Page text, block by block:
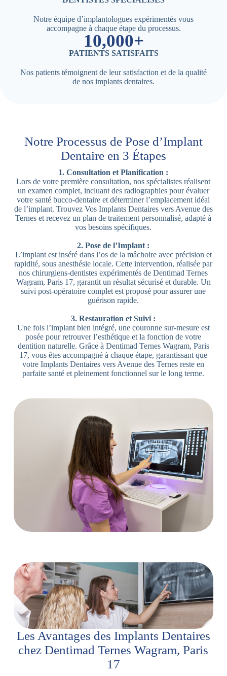
Notre équipe d’implantologues expérimentés vous
accompagne à chaque étape du processus.
10,000+
PATIENTS SATISFAITS
Nos patients témoignent de leur satisfaction et de la qualité
de nos implants dentaires.
Notre Processus de Pose d’Implant
Dentaire en 3 Étapes
1. Consultation et Planification :
Lors de votre première consultation, nos spécialistes réalisent
un examen complet, incluant des radiographies pour évaluer
votre santé bucco-dentaire et déterminer l’emplacement idéal
de l’implant. Trouvez Vos Implants Dentaires vers Avenue des
Ternes et recevez un plan de traitement personnalisé, adapté à
vos besoins spécifiques.
2. Pose de l’Implant :
L’implant est inséré dans l’os de la mâchoire avec précision et
rapidité, sous anesthésie locale. Cette intervention, réalisée par
nos chirurgiens-dentistes expérimentés de Dentimad Ternes
Wagram, Paris 17, garantit un résultat sécurisé et durable. Un
suivi post-opératoire complet est proposé pour assurer une
guérison rapide.
3. Restauration et Suivi :
Une fois l’implant bien intégré, une couronne sur-mesure est
posée pour retrouver l’esthétique et la fonction de votre
dentition naturelle. Grâce à Dentimad Ternes Wagram, Paris
17, vous êtes accompagné à chaque étape, garantissant que
votre Implants Dentaires vers Avenue des Ternes reste en
parfaite santé et pleinement fonctionnel sur le long terme.
Les Avantages des Implants Dentaires
chez Dentimad Ternes Wagram, Paris
17